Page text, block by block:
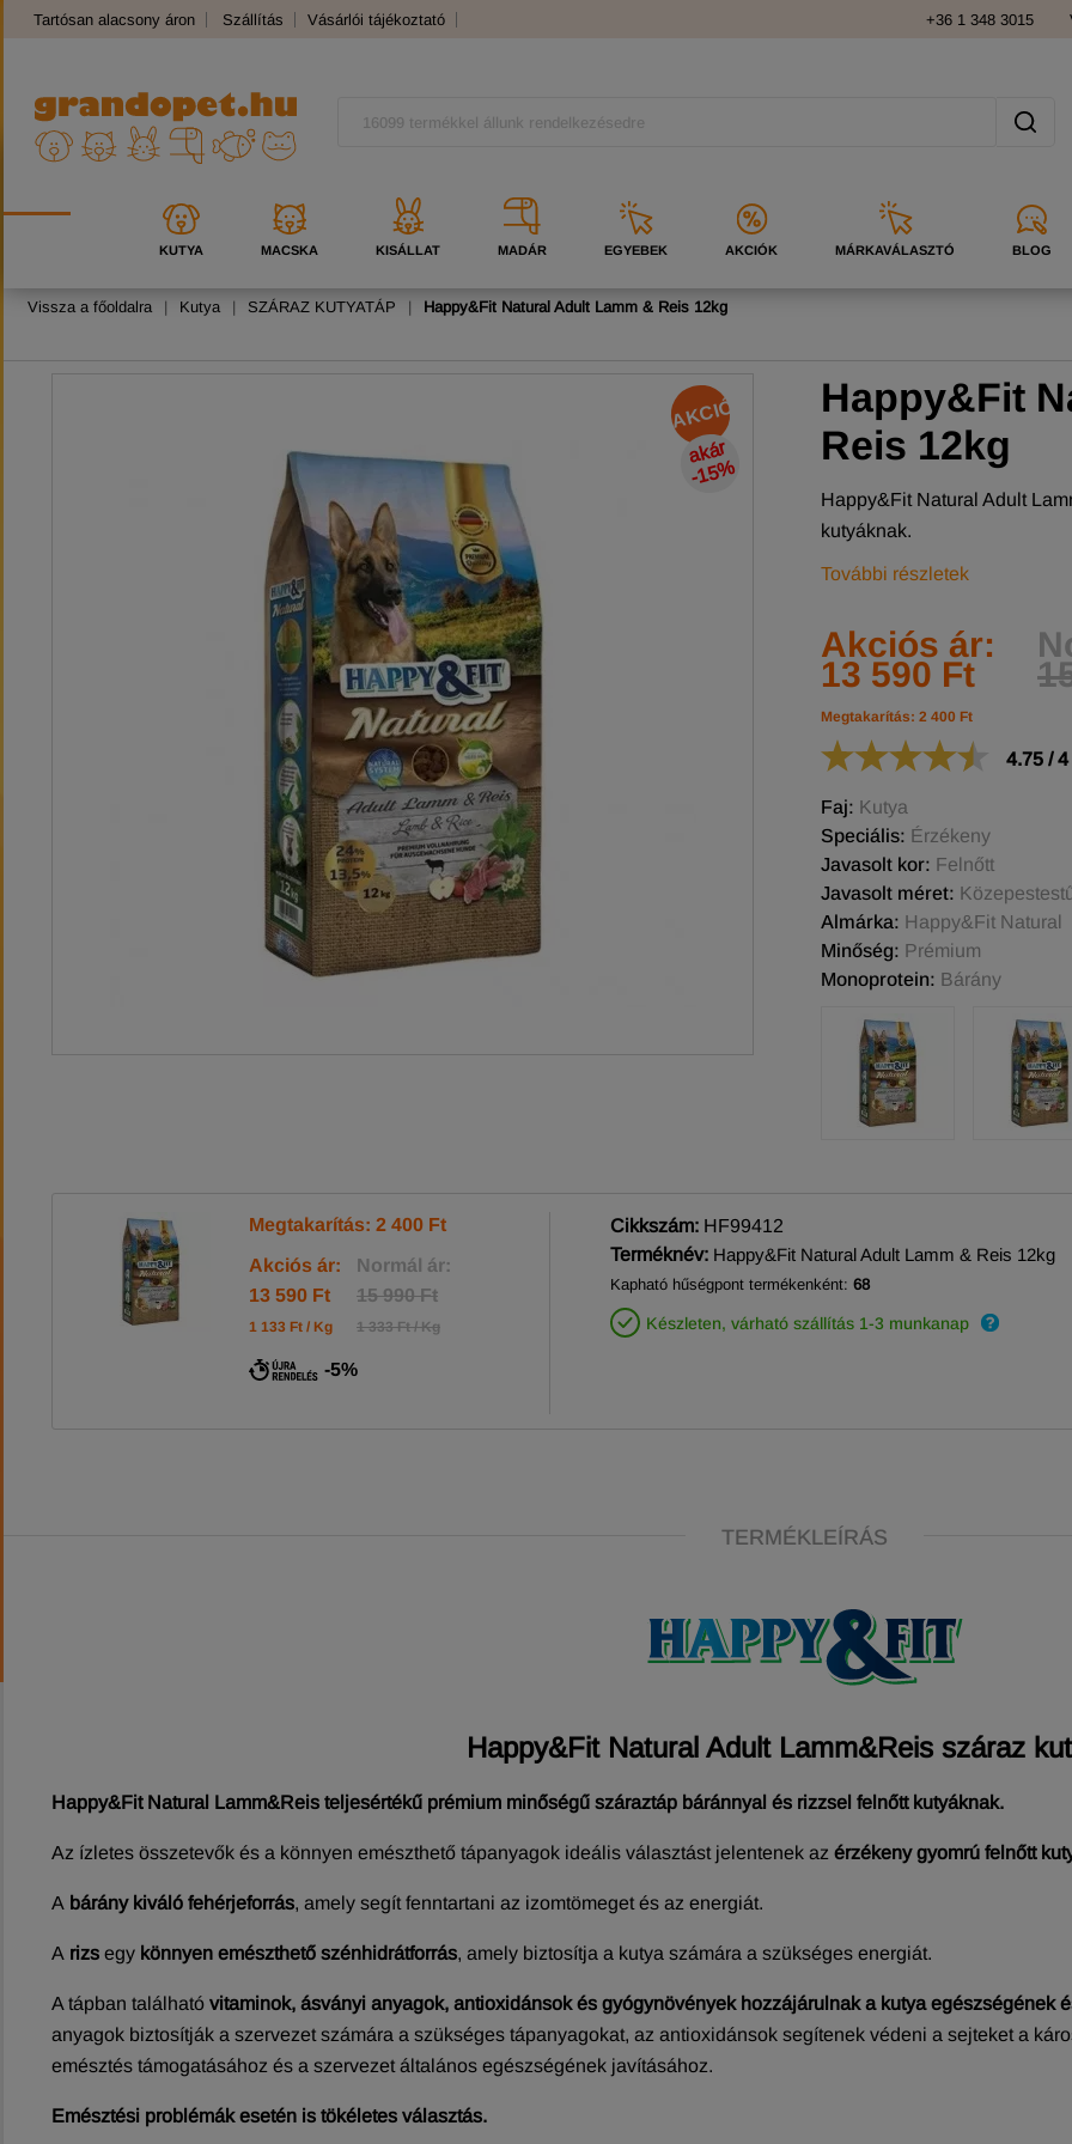
Tartósan alacsony áron Szállítás Vásárlói tájékoztató +36 1 348 3015
KUTYA MACSKA KISÁLLAT MADÁR EGYEBEK AKCIÓK MÁRKAVÁLASZTÓ BLOG
Vissza a főoldalra | Kutya | SZÁRAZ KUTYATÁP | Happy&Fit Natural Adult Lamm & Reis 12kg
AKCIÓ
a
k
ár
-
1
5
%
Happy&Fit
Reis 12kg
Happy&Fit Natural Adult
kutyáknak.
További részletek
Akciós ár:
13 590 Ft
Megtakarítás: 2 400 Ft
4.75 /4
Faj: Kutya
Speciális: Érzékeny
Javasolt kor: Felnőtt
Javasolt méret:
Almárka: Happy&Fit Natural
Minőség: Prémium
Monoprotein: Bárány
Megtakarítás: 2 400 Ft
Akciós ár:
13 590 Ft
Normál ár:
15 990 Ft
1 133 Ft / Kg 1 333 Ft / Kg
-5%
Cikkszám: HF99412
Terméknév: Happy&Fit Natural Adult Lamm & Reis 12kg
Kapható hűségpont termékenként: 68
Készleten, várható szállítás 1-3 munkanap
TERMÉKLEÍRÁS
Happy&Fit Natural Adult Lamm&Reis száraz
Happy&Fit Natural Lamm&Reis teljesértékű prémium minőségű száraztáp báránnyal és rizzsel felnőtt kutyáknak.
Az ízletes összetevők és a könnyen emészthető tápanyagok ideális választást jelentenek az érzékeny gyomrú felnőtt
A bárány kiváló fehérjeforrás, amely segít fenntartani az izomtömeget és az energiát.
A rizs egy könnyen emészthető szénhidrátforrás, amely biztosítja a kutya számára a szükséges energiát.
A tápban található vitaminok, ásványi anyagok, antioxidánsok és gyógynövények hozzájárulnak a kutya egészségének
anyagok biztosítják a szervezet számára a szükséges tápanyagokat, az antioxidánsok segítenek védeni a sejteket a
emésztés támogatásához és a szervezet általános egészségének javításához.
Emésztési problémák esetén is tökéletes választás.